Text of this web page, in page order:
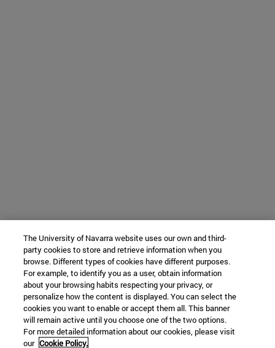
The University of Navarra website uses our own and third-
party cookies to store and retrieve information when you
browse. Different types of cookies have different purposes.
For example, to identify you as a user, obtain information
about your browsing habits respecting your privacy, or
personalize how the content is displayed. You can select the
cookies you want to enable or accept them all. This banner
will remain active until you choose one of the two options.
For more detailed information about our cookies, please visit
our Cookie Policy.